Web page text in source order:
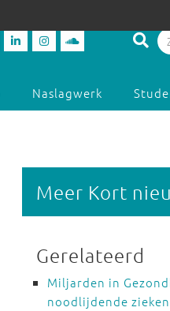
Naslagwerk
Meer Kort
Gerelateerd
Miljarden in
noodlijdende